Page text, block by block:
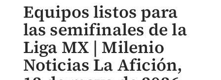
Equipos listos para
las semifinales de la
Liga MX | Milenio
Noticias La Afición,